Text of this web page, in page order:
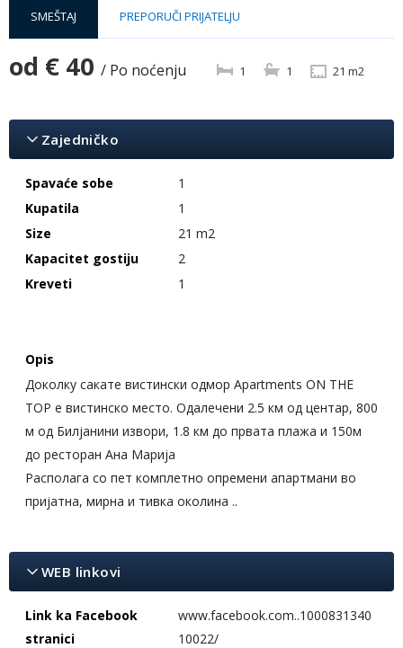
SMEŠTAJ PREPORUČI PRIJATELJU
od € 40 / Po noćenju 1 1 21 m2
Zajedničko
Spavaće sobe
1
Kupatila
1
Size
21 m2
Kapacitet gostiju
2
Kreveti
1
Opis
Доколку сакате вистински одмор Apartments ON THE
TOP е вистинско место. Одалечени 2.5 км од центар, 800
м од Билјанини извори, 1.8 км до првата плажа и 150м
до ресторан Ана Марија
Располага со пет комплетно опремени апартмани во
пријатна, мирна и тивка околина ..
WEB linkovi
Link ka Facebook
stranici
www.facebook.com..1000831340
10022/